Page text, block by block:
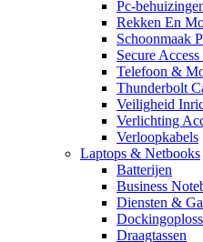
Pc-
Rekken En
Schoonmaak
Secure
Telefoon &
Thunderbolt
Veiligheid
Verlichting
Verloopkabels
Laptops & Netbooks
Batterijen
Business
Diensten &
Draagtassen